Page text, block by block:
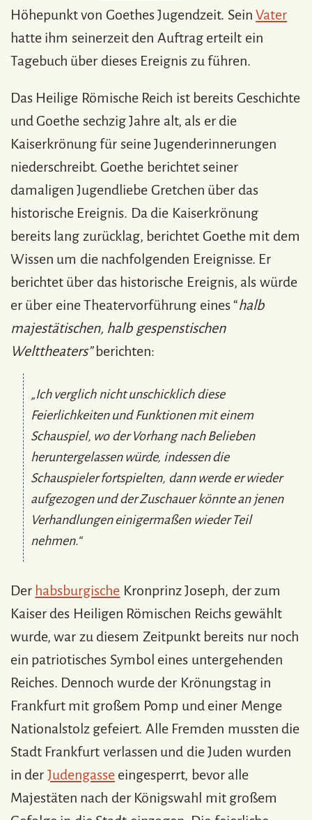
Höhepunkt von Goethes Jugendzeit. SeinVater
hatte ihm seinerzeit den Auftrag erteilt ein
Tagebuch über dieses Ereignis zu führen.
Das Heilige Römische Reich ist bereits Geschichte
und Goethe sechzig Jahre alt, als er die
Kaiserkrönung für seine Jugenderinnerungen
niederschreibt. Goethe berichtet seiner
damaligen Jugendliebe Gretchen über das
historische Ereignis. Da die Kaiserkrönung
bereits lang zurücklag, berichtet Goethe mit dem
Wissen um die nachfolgenden Ereignisse. Er
berichtet über das historische Ereignis, als würde
er über eine Theatervorführung eines “halb
majestätischen, halb gespenstischen
Welttheaters”berichten:
„Ich verglich nicht unschicklich diese
Feierlichkeiten und Funktionen mit einem
Schauspiel, wo der Vorhang nach Belieben
heruntergelassen würde, indessen die
Schauspieler fortspielten, dann werde er wieder
aufgezogen und der Zuschauer könnte an jenen
Verhandlungen einigermaßen wieder Teil
nehmen.“
Der habsburgische Kronprinz Joseph, der zum
Kaiser des Heiligen Römischen Reichs gewählt
wurde, war zu diesem Zeitpunkt bereits nur noch
ein patriotisches Symbol eines untergehenden
Reiches. Dennoch wurde der Krönungstag in
Frankfurt mit großem Pomp und einer Menge
Nationalstolz gefeiert. Alle Fremden mussten die
Stadt Frankfurt verlassen und die Juden wurden
in der Judengasseeingesperrt, bevor alle
Majestäten nach der Königswahl mit großem